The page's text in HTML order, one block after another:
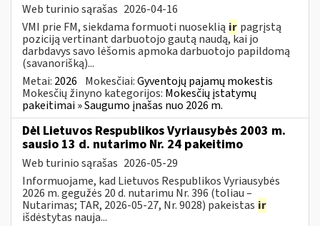
Web turinio sąrašas 2026-04-16
VMI prie FM, siekdama formuoti nuoseklią ir pagrįstą
poziciją vertinant darbuotojo gautą naudą, kai jo
darbdavys savo lėšomis apmoka darbuotojo papildomą
(savanorišką)...
Metai: 2026 Mokesčiai:Gyventojų pajamų mokestis
Mokesčių žinyno kategorijos: Mokesčių įstatymų
pakeitimai » Saugumo įnašas nuo 2026 m.
Dėl Lietuvos Respublikos Vyriausybės 2003 m.
sausio 13 d. nutarimo Nr. 24 pakeitimo
Web turinio sąrašas 2026-05-29
Informuojame, kad Lietuvos Respublikos Vyriausybės
2026 m. gegužės 20 d. nutarimu Nr. 396 (toliau –
Nutarimas; TAR, 2026-05-27, Nr. 9028) pakeistas ir
išdėstytas nauja...